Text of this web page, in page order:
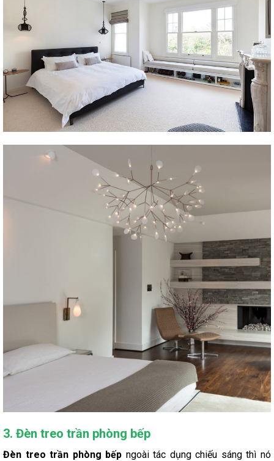
3. Đèn treo trần phòng bếp
Đèn treo trần phòng bếp ngoài tác dụng chiếu sáng thì nó